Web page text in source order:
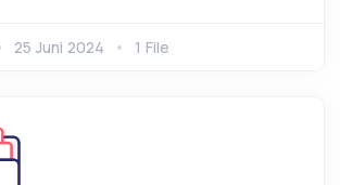
25 Juni 2024 1 File